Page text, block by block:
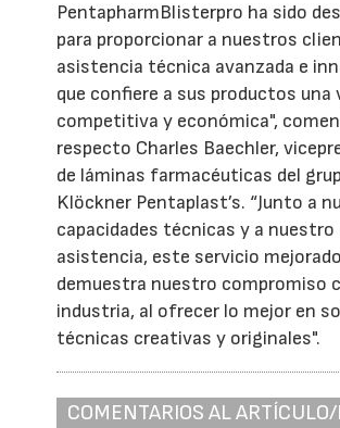
PentapharmBlisterpro ha sido
para proporcionar a nuestros
asistencia técnica avanzada e
que confiere a sus productos una
competitiva y económica",
respecto Charles Baechler,
de láminas farmacéuticas del
Klöckner Pentaplast’s. “Junto a
capacidades técnicas y a nuestro
asistencia, este servicio mejorado
demuestra nuestro compromiso
industria, al ofrecer lo mejor en
técnicas creativas y originales".
COMENTARIOS AL